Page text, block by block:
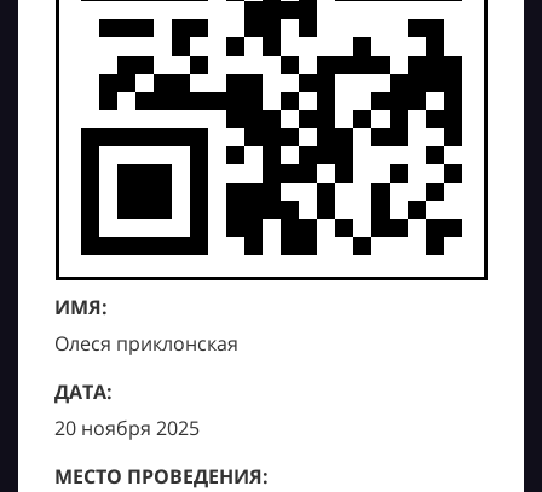
ИМЯ:
Олеся приклонская
ДАТА:
20 ноября 2025
МЕСТО ПРОВЕДЕНИЯ: